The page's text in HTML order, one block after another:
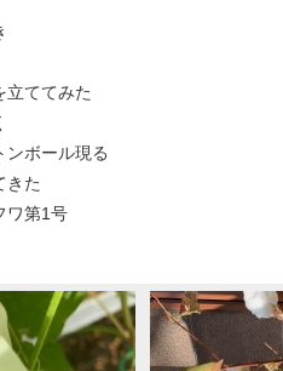
ててみた
ボール現る
きた
ワ第1号